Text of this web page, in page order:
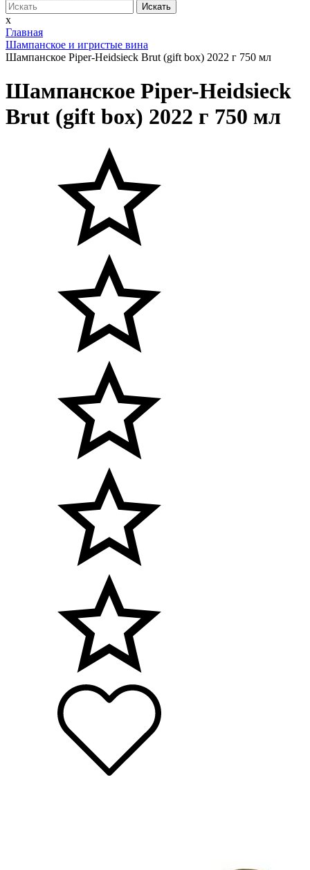
Искать
x
Главная
Шампанское и игристые вина
Шампанское Piper-Heidsieck Brut (gift box) 2022 г 750 мл
Шампанское Piper-Heidsieck
Brut (gift box) 2022 г 750 мл